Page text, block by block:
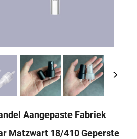
Aangepaste Fabriek
Matzwart 18/410 Geperste